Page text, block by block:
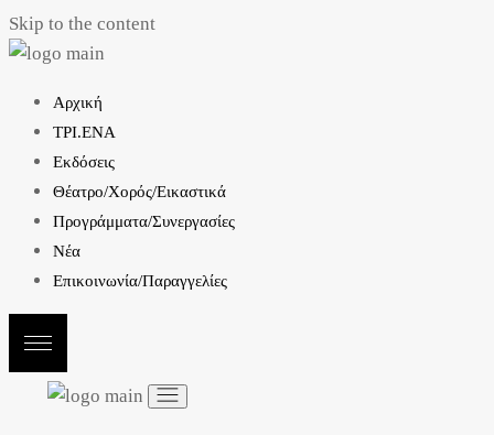
Skip to the content
Αρχική
ΤΡΙ.ΕΝΑ
Εκδόσεις
Θέατρο/Χορός/Εικαστικά
Προγράμματα/Συνεργασίες
Νέα
Επικοινωνία/Παραγγελίες